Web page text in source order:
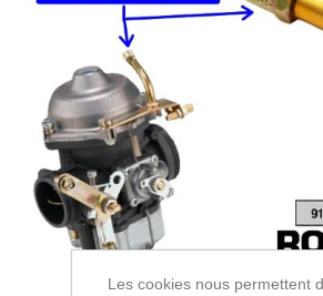
Les cookies nous permettent